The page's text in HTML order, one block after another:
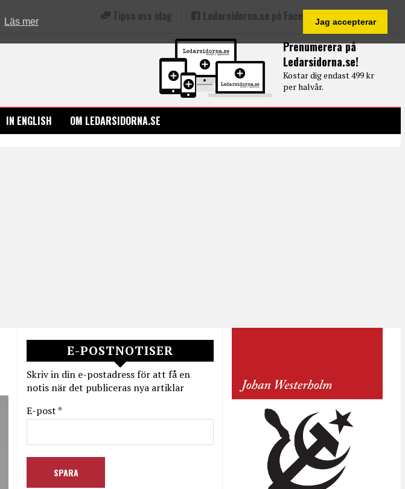
Läs mer Jag accepterar
Prenumerera på
Ledarsidorna.se!
Kostar dig endast 499 kr
per halvår.
Tipsa oss idag Ledarsidorna.se på Facebook
IN ENGLISH OM LEDARSIDORNA.SE
E-POSTNOTISER
Skriv in din e-postadress för att få en
notis när det publiceras nya artiklar
E-post *